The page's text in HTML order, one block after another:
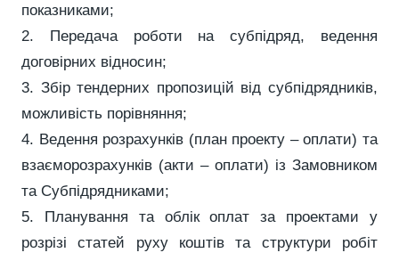
показниками;
2. Передача роботи на субпідряд, ведення
договірних відносин;
3. Збір тендерних пропозицій від субпідрядників,
можливість порівняння;
4. Ведення розрахунків (план проекту – оплати) та
взаєморозрахунків (акти – оплати) із Замовником
та Субпідрядниками;
5. Планування та облік оплат за проектами у
розрізі статей руху коштів та структури робіт